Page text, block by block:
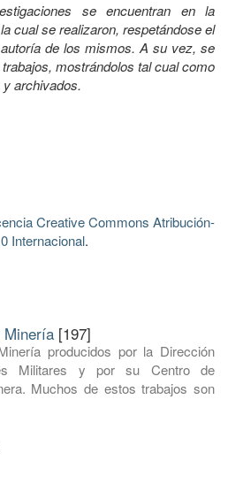
se encuentran en la
cual se realizaron, respetándose el
de los mismos. A su vez, se
mostrándolos tal cual como
archivados.
Creative Commons Atribución-
Internacional.
Minería [197]
producidos por la Dirección
Militares y por su Centro de
Muchos de estos trabajos son